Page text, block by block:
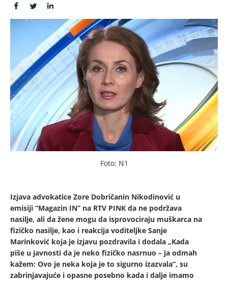
Foto: N1
Izjava advokatice Zore Dobričanin Nikodinović u
emisiji “Magazin IN” na RTV PINK da ne podržava
nasilje, ali da žene mogu da isprovociraju muškarca na
fizičko nasilje, kao i reakcija voditeljke Sanje
Marinković koja je izjavu pozdravila i dodala „Kada
piše u javnosti da je neko fizičko nasrnuo – ja odmah
kažem: Ovo je neka koja je to sigurno izazvala“, su
zabrinjavajuće i opasne posebno kada i dalje imamo